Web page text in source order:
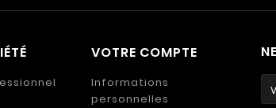
VOTRE COMPTE
Informations
personnelles